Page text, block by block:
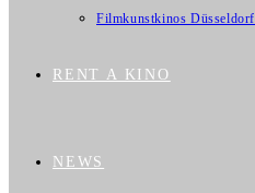
Filmkunstkinos Düsseldorf
RENT A KINO
NEWS